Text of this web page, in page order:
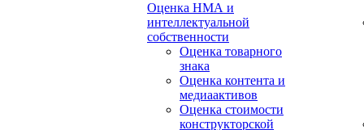
Оценка НМА и
интеллектуальной
собственности
Оценка товарного
знака
Оценка контента и
медиаактивов
Оценка стоимости
конструкторской